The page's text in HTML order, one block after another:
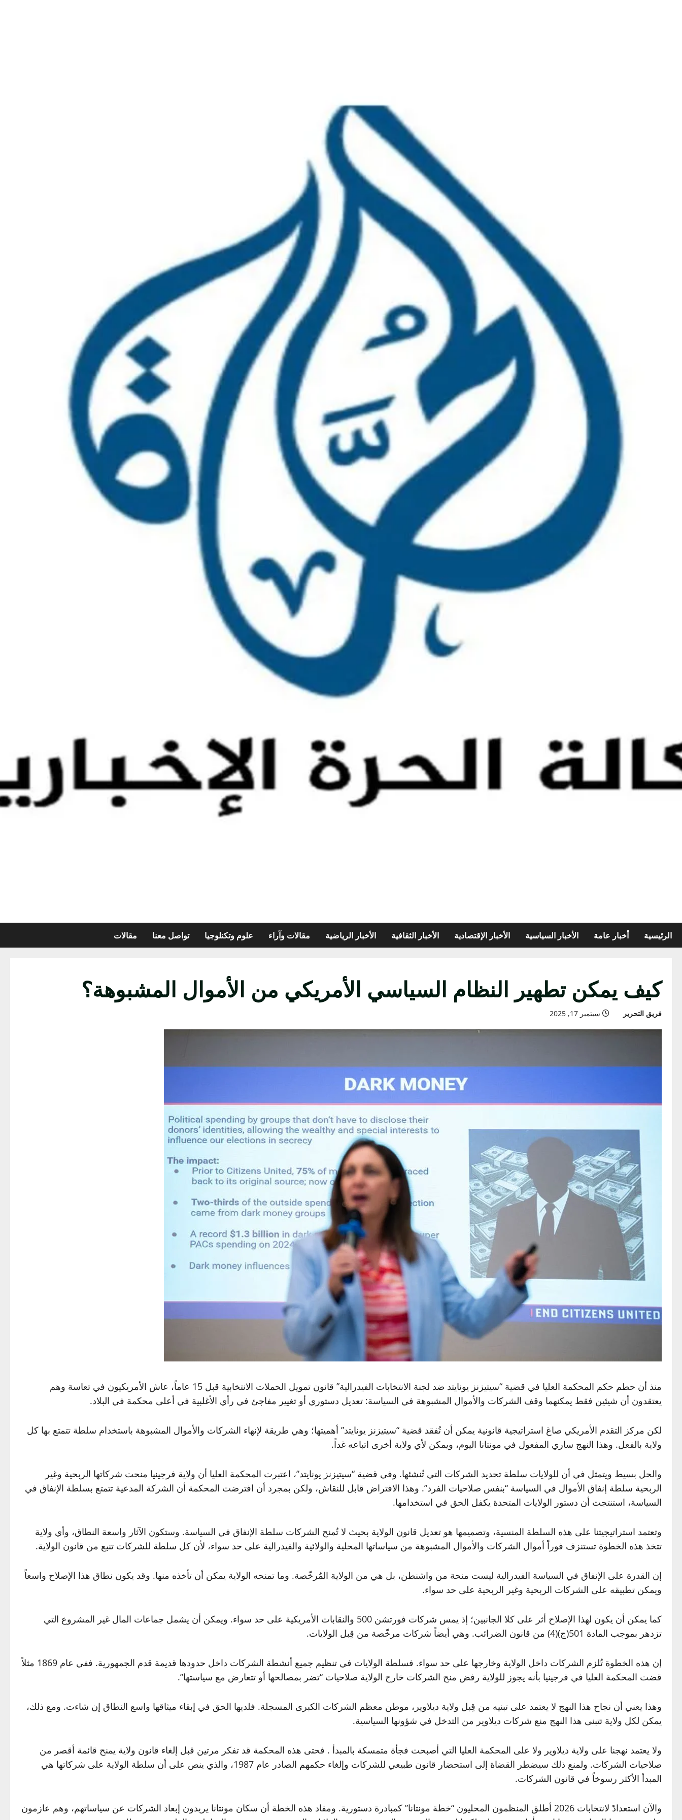
الرئيسية أخبار عامة الأخبار السياسية الأخبار الإقتصادية الأخبار الثقافية الأخبار الرياضية مقالات وآراء علوم وتكنلوجيا تواصل معنا مقالات
كيف يمكن تطهير النظام السياسي الأمريكي من الأموال المشبوهة؟
فريق التحرير سبتمبر 17, 2025
منذ أن حطم حكم المحكمة العليا في قضية “سيتيزنز يونايتد ضد لجنة الانتخابات الفيدرالية” قانون تمويل الحملات الانتخابية قبل 15 عاماً، عاش الأمريكيون في تعاسة وهم
يعتقدون أن شيئين فقط يمكنهما وقف الشركات والأموال المشبوهة في السياسة: تعديل دستوري أو تغيير مفاجئ في رأي الأغلبية في أعلى محكمة في البلاد.
لكن مركز التقدم الأمريكي صاغ استراتيجية قانونية يمكن أن تُفقد قضية “سيتيزنز يونايتد” أهميتها؛ وهي طريقة لإنهاء الشركات والأموال المشبوهة باستخدام سلطة تتمتع بها كل
ولاية بالفعل. وهذا النهج ساري المفعول في مونتانا اليوم، ويمكن لأي ولاية أخرى اتباعه غداً.
والحل بسيط ويتمثل في أن للولايات سلطة تحديد الشركات التي تُنشئها. وفي قضية “سيتيزنز يونايتد”، اعتبرت المحكمة العليا أن ولاية فرجينيا منحت شركاتها الربحية وغير
الربحية سلطة إنفاق الأموال في السياسة “بنفس صلاحيات الفرد”. وهذا الافتراض قابل للنقاش، ولكن بمجرد أن افترضت المحكمة أن الشركة المدعية تتمتع بسلطة الإنفاق في
السياسة، استنتجت أن دستور الولايات المتحدة يكفل الحق في استخدامها.
وتعتمد استراتيجيتنا على هذه السلطة المنسية، وتصميمها هو تعديل قانون الولاية بحيث لا تُمنح الشركات سلطة الإنفاق في السياسة. وستكون الآثار واسعة النطاق، وأي ولاية
تتخذ هذه الخطوة تستنزف فوراً أموال الشركات والأموال المشبوهة من سياساتها المحلية والولائية والفيدرالية على حد سواء، لأن كل سلطة للشركات تنبع من قانون الولاية.
إن القدرة على الإنفاق في السياسة الفيدرالية ليست منحة من واشنطن، بل هي من الولاية المُرخّصة. وما تمنحه الولاية يمكن أن تأخذه منها. وقد يكون نطاق هذا الإصلاح واسعاً
ويمكن تطبيقه على الشركات الربحية وغير الربحية على حد سواء.
كما يمكن أن يكون لهذا الإصلاح أثر على كلا الجانبين؛ إذ يمس شركات فورتشن 500 والنقابات الأمريكية على حد سواء. ويمكن أن يشمل جماعات المال غير المشروع التي
تزدهر بموجب المادة 501(ج)(4) من قانون الضرائب. وهي أيضاً شركات مرخّصة من قِبل الولايات.
إن هذه الخطوة تُلزم الشركات داخل الولاية وخارجها على حد سواء. فسلطة الولايات في تنظيم جميع أنشطة الشركات داخل حدودها قديمة قدم الجمهورية. ففي عام 1869 مثلاً
قضت المحكمة العليا في فرجينيا بأنه يجوز للولاية رفض منح الشركات خارج الولاية صلاحيات “تضر بمصالحها أو تتعارض مع سياستها”.
وهذا يعني أن نجاح هذا النهج لا يعتمد على تبنيه من قِبل ولاية ديلاوير، موطن معظم الشركات الكبرى المسجلة. فلديها الحق في إبقاء ميثاقها واسع النطاق إن شاءت. ومع ذلك،
يمكن لكل ولاية تتبنى هذا النهج منع شركات ديلاوير من التدخل في شؤونها السياسية.
ولا يعتمد نهجنا على ولاية ديلاوير ولا على المحكمة العليا التي أصبحت فجأة متمسكة بالمبدأ . فحتى هذه المحكمة قد تفكر مرتين قبل إلغاء قانون ولاية يمنح قائمة أقصر من
صلاحيات الشركات. ولمنع ذلك سيضطر القضاة إلى استحضار قانون طبيعي للشركات وإلغاء حكمهم الصادر عام 1987، والذي ينص على أن سلطة الولاية على شركاتها هي
المبدأ الأكثر رسوخاً في قانون الشركات.
والآن استعدادً لانتخابات 2026 أطلق المنظمون المحليون “خطة مونتانا” كمبادرة دستورية. ومفاد هذه الخطة أن سكان مونتانا يريدون إبعاد الشركات عن سياساتهم، وهم عازمون